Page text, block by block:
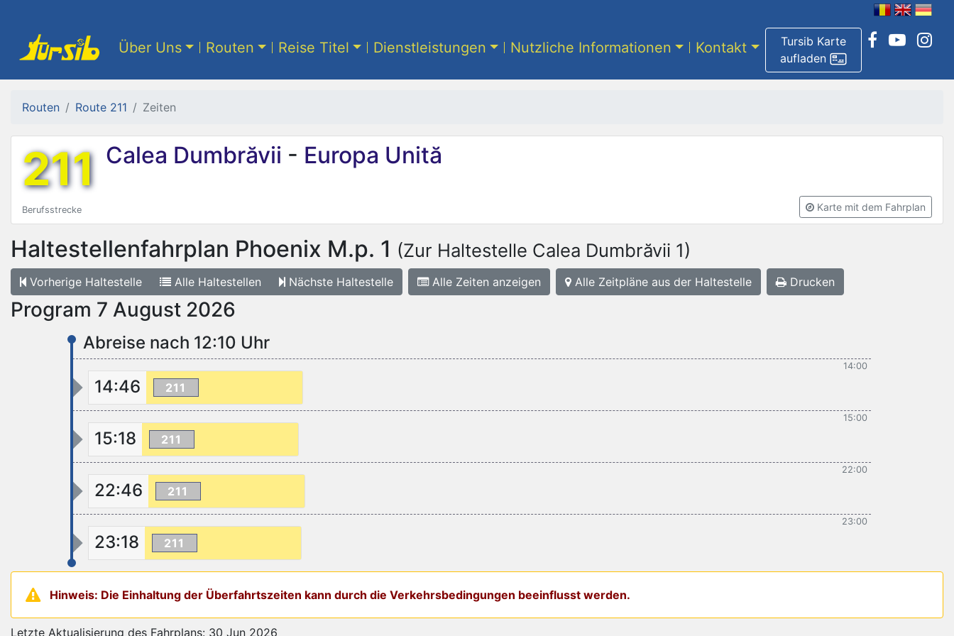
Tursib Karte
aufladen
Über Uns Routen Reise Titel Dienstleistungen Nutzliche Informationen Kontakt
Routen Route 211 Zeiten
211 Calea Dumbrăvii - Europa Unită
Berufsstrecke Karte mit dem Fahrplan
Haltestellenfahrplan Phoenix M.p. 1 (Zur Haltestelle Calea Dumbrăvii 1)
Vorherige Haltestelle Alle Haltestellen Nächste Haltestelle Alle Zeiten anzeigen Alle Zeitpläne aus der Haltestelle Drucken
Program 7 August 2026
Abreise nach 12:10 Uhr
14:00
14:46 211
15:00
15:18 211
22:00
22:46 211
23:00
23:18 211
Hinweis: Die Einhaltung der Überfahrtszeiten kann durch die Verkehrsbedingungen beeinflusst werden.
Letzte Aktualisierung des Fahrplans: 30 Jun 2026